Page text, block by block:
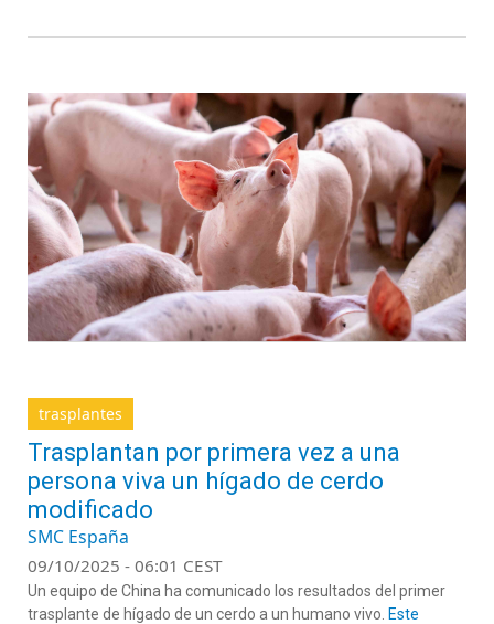
trasplantes
Trasplantan por primera vez a una
persona viva un hígado de cerdo
modificado
SMC España
09/10/2025 - 06:01 CEST
Un equipo de China ha comunicado los resultados del primer
trasplante de hígado de un cerdo a un humano vivo. Este